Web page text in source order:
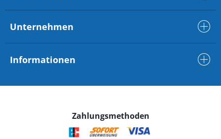
Unternehmen
Informationen
Zahlungsmethoden